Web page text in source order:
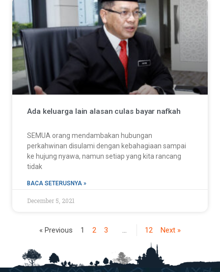
Ada keluarga lain alasan culas bayar nafkah
SEMUA orang mendambakan hubungan
perkahwinan disulami dengan kebahagiaan sampai
ke hujung nyawa, namun setiap yang kita rancang
tidak
BACA SETERUSNYA »
December 5, 2021
« Previous 1 2 3 … 12 Next »